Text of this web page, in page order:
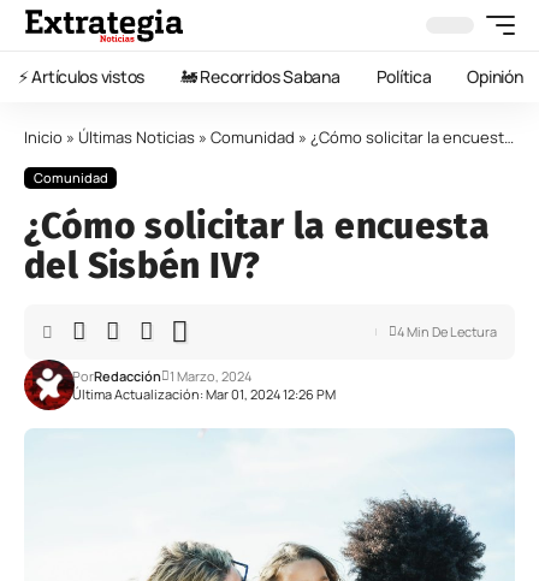
⚡️ Artículos vistos 🚂 Recorridos Sabana Política Opinión
Inicio » Últimas Noticias » Comunidad » ¿Cómo solicitar la encuesta del Sisbén IV?
Comunidad
¿Cómo solicitar la encuesta
del Sisbén IV?
Última Actualización: Mar 01, 2024 12:26 PM
PorRedacción 1 Marzo, 2024
4 Min De Lectura